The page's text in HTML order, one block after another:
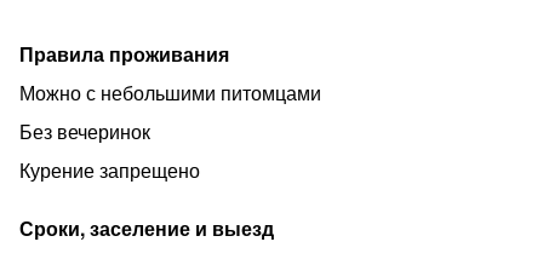
Микроволновая печь
Телевизор со Смарт ТВ
Чайник, фен, утюг
Стиральная машина
косметические принадлежности, всё что необходимо в
Правила проживания
Можно с небольшими питомцами
Без вечеринок
Курение запрещено
Сроки, заселение и выезд